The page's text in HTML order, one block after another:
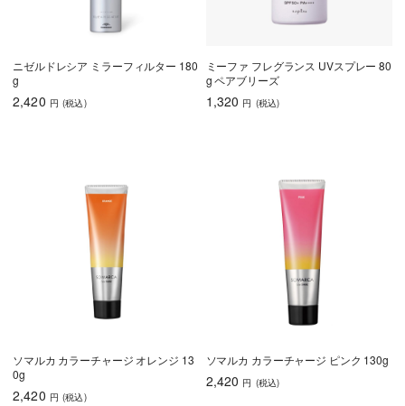
ニゼルドレシア ミラーフィルター 180
g
2,420 円 (税込)
ミーファ フレグランス UVスプレー 80
g ペアブリーズ
1,320 円 (税込)
ソマルカ カラーチャージ オレンジ 13
0g
2,420 円 (税込)
ソマルカ カラーチャージ ピンク 130g
2,420 円 (税込)